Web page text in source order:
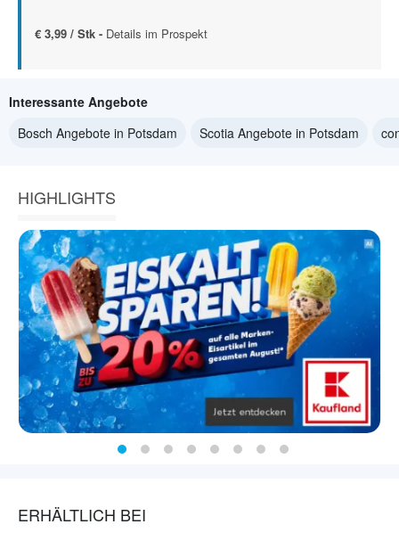
€ 3,99 / Stk - Details im Prospekt
Interessante Angebote
Bosch Angebote in Potsdam
Scotia Angebote in Potsdam
HIGHLIGHTS
ERHÄLTLICH BEI